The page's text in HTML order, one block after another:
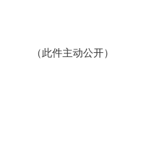
（此件主动公开）